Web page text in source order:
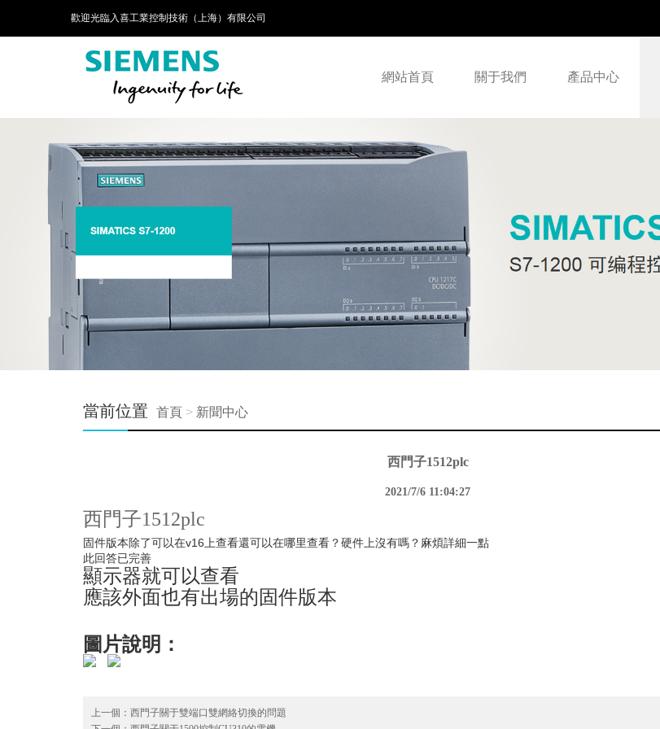
歡迎光臨入喜工業控制技術（上海）有限公司
網站首頁 關于我們 產品中心
當前位置 首頁 > 新聞中心
西門子1512plc
2021/7/6 11:04:27
西門子1512plc
固件版本除了可以在v16上查看還可以在哪里查看？硬件上沒有嗎？麻煩詳細一點
此回答已完善
顯示器就可以查看
應該外面也有出場的固件版本
圖片說明：
上一個： 西門子關于雙端口雙網絡切換的問題